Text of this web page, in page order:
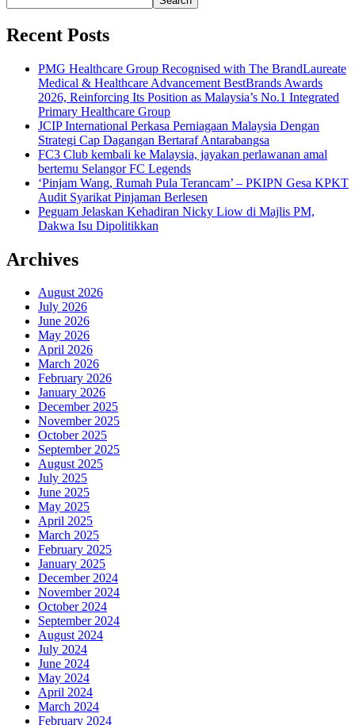
Recent Posts
PMG Healthcare Group Recognised with The BrandLaureate
Medical & Healthcare Advancement BestBrands Awards
2026, Reinforcing Its Position as Malaysia’s No.1 Integrated
Primary Healthcare Group
JCIP International Perkasa Perniagaan Malaysia Dengan
Strategi Cap Dagangan Bertaraf Antarabangsa
FC3 Club kembali ke Malaysia, jayakan perlawanan amal
bertemu Selangor FC Legends
‘Pinjam Wang, Rumah Pula Terancam’ – PKIPN Gesa KPKT
Audit Syarikat Pinjaman Berlesen
Peguam Jelaskan Kehadiran Nicky Liow di Majlis PM,
Dakwa Isu Dipolitikkan
Archives
August 2026
July 2026
June 2026
May 2026
April 2026
March 2026
February 2026
January 2026
December 2025
November 2025
October 2025
September 2025
August 2025
July 2025
June 2025
May 2025
April 2025
March 2025
February 2025
January 2025
December 2024
November 2024
October 2024
September 2024
August 2024
July 2024
June 2024
May 2024
April 2024
March 2024
February 2024